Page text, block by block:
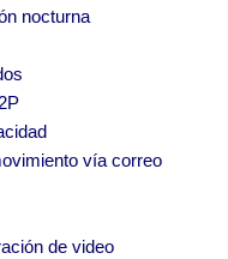
nocturna
vía correo
de video